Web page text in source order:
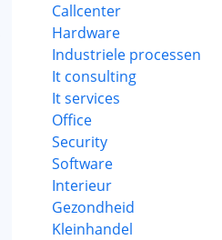
Callcenter
Hardware
Industriele processen
It consulting
It services
Office
Security
Software
Interieur
Gezondheid
Kleinhandel